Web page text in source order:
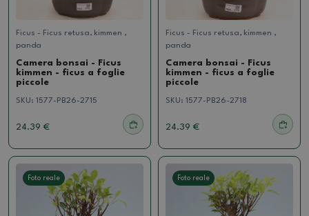
Ficus - Ficus retusa, kimmen ,
panda
Camera bonsai - Ficus
kimmen - ficus a foglie
piccole
SKU: 1577-PB26-2715
24.39 €
Ficus - Ficus retusa, kimmen ,
panda
Camera bonsai - Ficus
kimmen - ficus a foglie
piccole
SKU: 1577-PB26-2718
24.39 €
Foto reale Foto reale